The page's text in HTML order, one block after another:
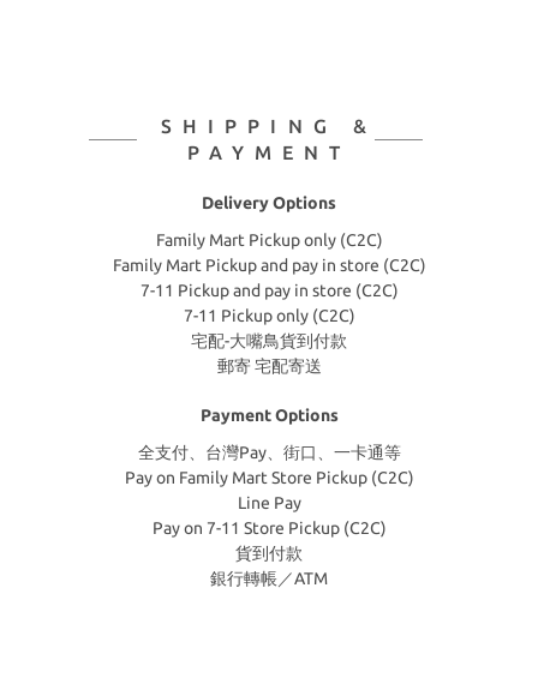
SHIPPING &
PAYMENT
Delivery Options
Family Mart Pickup only (C2C)
Family Mart Pickup and pay in store (C2C)
7-11 Pickup and pay in store (C2C)
7-11 Pickup only (C2C)
宅配-大嘴鳥貨到付款
郵寄 宅配寄送
Payment Options
全支付、台灣Pay、街口、一卡通等
Pay on Family Mart Store Pickup (C2C)
Line Pay
Pay on 7-11 Store Pickup (C2C)
貨到付款
銀行轉帳／ATM